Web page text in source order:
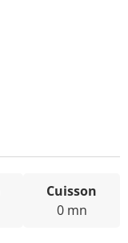
Cuisson
0 mn